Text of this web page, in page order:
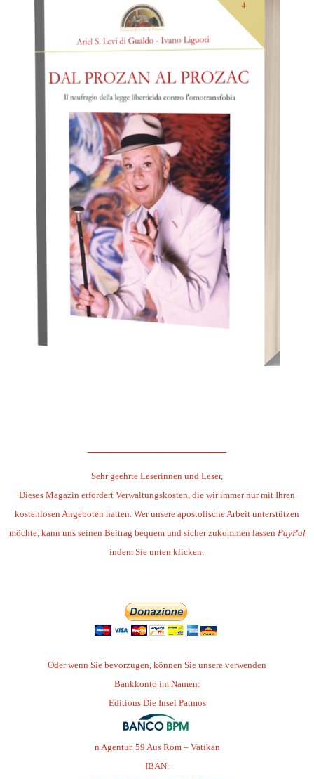
Sehr geehrte Leserinnen und Leser,
Dieses Magazin erfordert Verwaltungskosten, die wir immer nur mit Ihren
kostenlosen Angeboten hatten. Wer unsere apostolische Arbeit unterstützen
möchte, kann uns seinen Beitrag bequem und sicher zukommen lassen PayPal
indem Sie unten klicken:
Oder wenn Sie bevorzugen, können Sie unsere verwenden
Bankkonto im Namen:
Editions Die Insel Patmos
n Agentur. 59 Aus Rom – Vatikan
IBAN: